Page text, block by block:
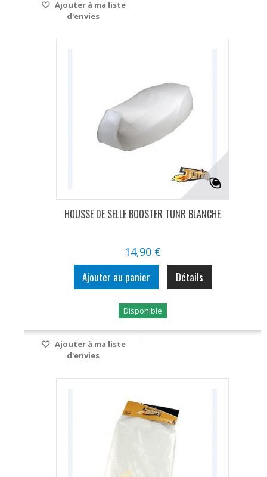
Ajouter à ma liste
d'envies
HOUSSE DE SELLE BOOSTER TUNR BLANCHE
14,90 €
Ajouter au panier Détails
Disponible
Ajouter à ma liste
d'envies